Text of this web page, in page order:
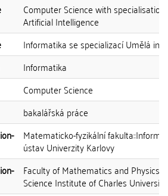
Computer Science with specialisation
Artificial Intelligence
Informatika se specializací Umělá
Informatika
Computer Science
bakalářská práce
Matematicko-fyzikální
ústav Univerzity Karlovy
Faculty of Mathematics and
Science Institute of Charles University